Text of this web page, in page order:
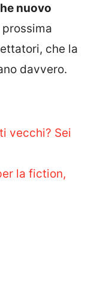
nuovo
che la
davvero.
vecchi? Sei
la fiction,